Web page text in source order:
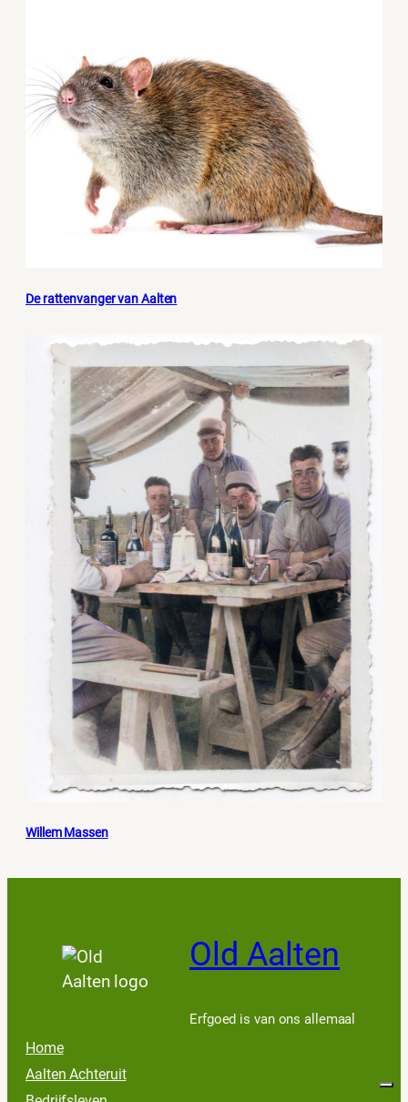
De rattenvanger van Aalten
Willem Massen
Old Aalten
Erfgoed is van ons allemaal
Home
Aalten Achteruit